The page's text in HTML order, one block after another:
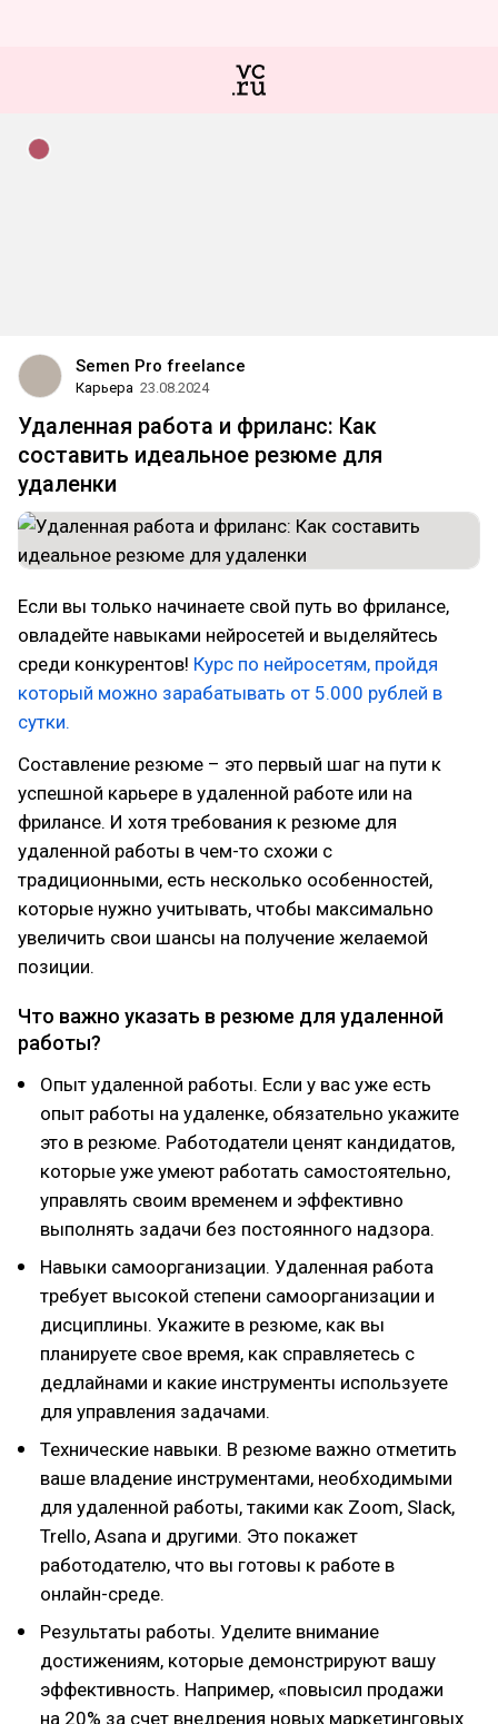
Semen Pro freelance
Карьера 23.08.2024
Удаленная работа и фриланс: Как
составить идеальное резюме для
удаленки
Если вы только начинаете свой путь во фрилансе,
овладейте навыками нейросетей и выделяйтесь
среди конкурентов! Курс по нейросетям, пройдя
который можно зарабатывать от 5.000 рублей в
сутки.
Составление резюме – это первый шаг на пути к
успешной карьере в удаленной работе или на
фрилансе. И хотя требования к резюме для
удаленной работы в чем-то схожи с
традиционными, есть несколько особенностей,
которые нужно учитывать, чтобы максимально
увеличить свои шансы на получение желаемой
позиции.
Что важно указать в резюме для удаленной
работы?
Опыт удаленной работы. Если у вас уже есть
опыт работы на удаленке, обязательно укажите
это в резюме. Работодатели ценят кандидатов,
которые уже умеют работать самостоятельно,
управлять своим временем и эффективно
выполнять задачи без постоянного надзора.
Навыки самоорганизации. Удаленная работа
требует высокой степени самоорганизации и
дисциплины. Укажите в резюме, как вы
планируете свое время, как справляетесь с
дедлайнами и какие инструменты используете
для управления задачами.
Технические навыки. В резюме важно отметить
ваше владение инструментами, необходимыми
для удаленной работы, такими как Zoom, Slack,
Trello, Asana и другими. Это покажет
работодателю, что вы готовы к работе в
онлайн-среде.
Результаты работы. Уделите внимание
достижениям, которые демонстрируют вашу
эффективность. Например, «повысил продажи
на 20% за счет внедрения новых маркетинговых